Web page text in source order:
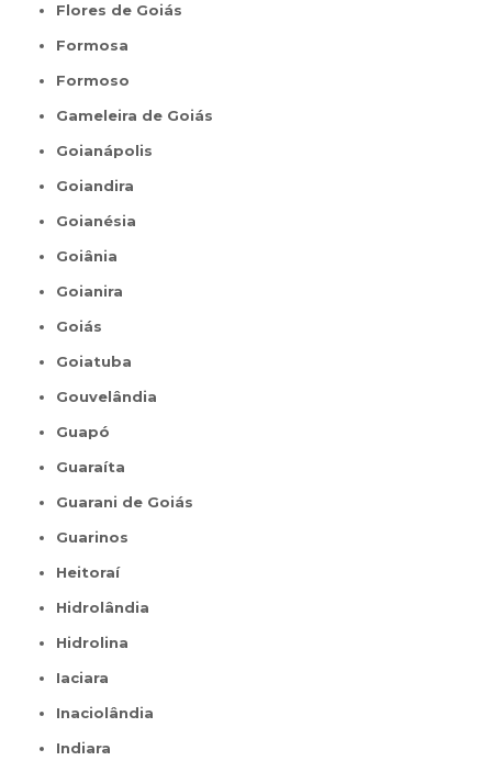
Flores de Goiás
Formosa
Formoso
Gameleira de Goiás
Goianápolis
Goiandira
Goianésia
Goiânia
Goianira
Goiás
Goiatuba
Gouvelândia
Guapó
Guaraíta
Guarani de Goiás
Guarinos
Heitoraí
Hidrolândia
Hidrolina
Iaciara
Inaciolândia
Indiara